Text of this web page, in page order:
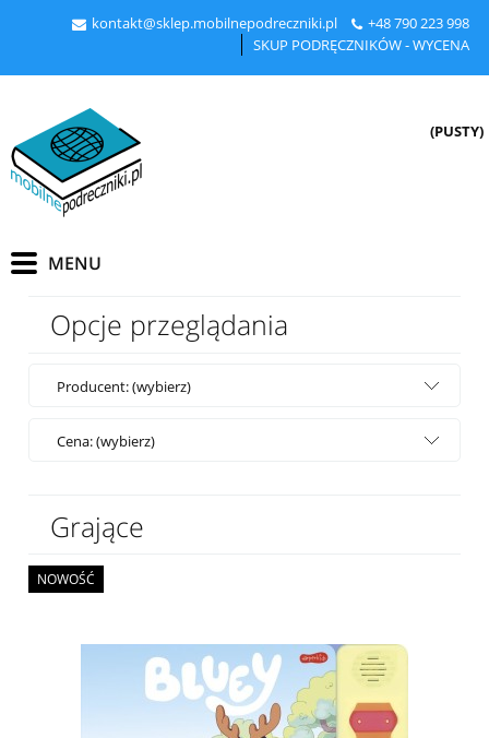
kontakt@sklep.mobilnepodreczniki.pl +48790 223 998
SKUP PODRĘCZNIKÓW - WYCENA
(PUSTY)
Opcje przeglądania
Producent: (wybierz)
Cena: (wybierz)
Grające
NOWOŚĆ